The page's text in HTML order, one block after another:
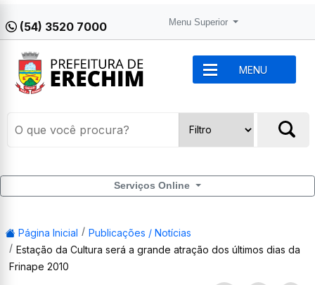
(54) 3520 7000 Menu Superior
MENU
Serviços Online
Página Inicial
Publicações / Notícias
Estação da Cultura será a grande atração dos últimos dias da
Frinape 2010